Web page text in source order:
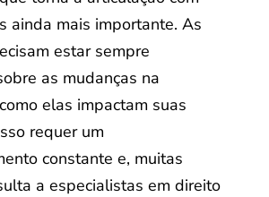
ainda mais importante. As
estar sempre
as mudanças na
elas impactam suas
requer um
constante e, muitas
a especialistas em direito